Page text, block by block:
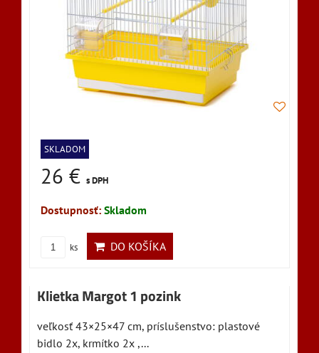
SKLADOM
26 € s DPH
Dostupnosť: Skladom
ks DO KOŠÍKA
Klietka Margot 1 pozink
veľkosť 43×25×47 cm, príslušenstvo: plastové
bidlo 2x, krmítko 2x ,...